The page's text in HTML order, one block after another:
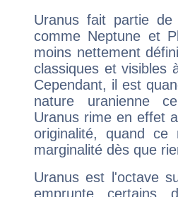
Uranus fait partie
comme Neptune et
moins nettement
classiques et visibles
Cependant, il est
nature uranienne
Uranus rime en effet
originalité, quand ce
marginalité dès que
Uranus est l'octave
emprunte